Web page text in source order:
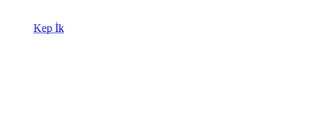
Kep İk